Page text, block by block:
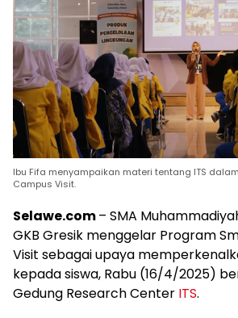
Ibu Fifa menyampaikan materi tentang ITS
Campus Visit.
Selawe.com– SMA
GKB Gresik menggelar Program
Visit sebagai upaya
kepada siswa, Rabu (16/4/2025)
Gedung Research Center ITS.